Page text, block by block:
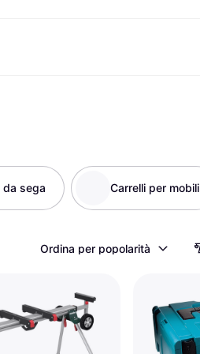
da sega Carrelli per mobili
Ordina per popolarità